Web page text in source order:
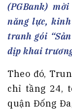
(PGBank)
năng lực,
tranh gói
dịp khai
Theo đó,
chỉ tầng 24,
quận Đống